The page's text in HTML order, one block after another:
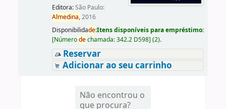
Editora:São Paulo:
Almedina,2016
Disponibilidade:Itens disponíveis para empréstimo:
[Númerodechamada:342.2 D598] (2).
Reservar
Adicionar ao seu carrinho
Não encontrou o
que procura?